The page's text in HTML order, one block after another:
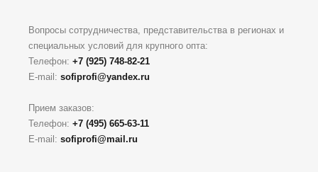
Вопросы сотрудничества, представительства в регионах и
специальных условий для крупного опта:
Телефон: +7 (925) 748-82-21
E-mail: sofiprofi@yandex.ru
Прием заказов:
Телефон: +7 (495) 665-63-11
E-mail: sofiprofi@mail.ru